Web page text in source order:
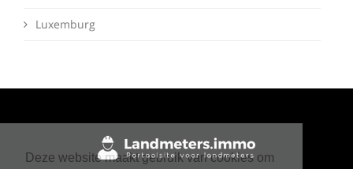
Deze website maakt gebruik van cookies om
Luxemburg